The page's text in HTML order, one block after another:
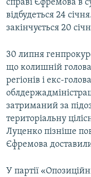
справі Єфремова в
відбудеться 24
закінчується 20
30 липня
що колишній голова
регіонів і екс-
затриманий за
територіальну
Луценко пізніше
Єфремова
У партії